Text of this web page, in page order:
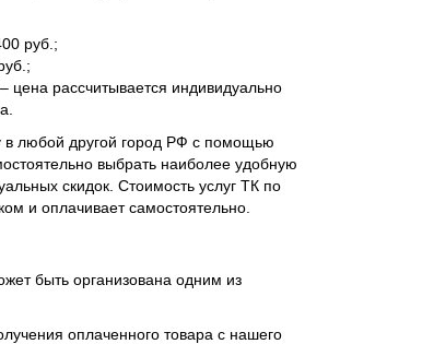
руб.;
цена рассчитывается индивидуально
в любой другой город РФ с помощью
выбрать наиболее удобную
скидок. Стоимость услуг ТК по
и оплачивает самостоятельно.
быть организована одним из
оплаченного товара с нашего